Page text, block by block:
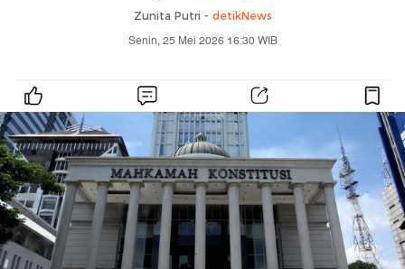
Zunita Putri - detikNews
Senin, 25 Mei 2026 16:30 WIB